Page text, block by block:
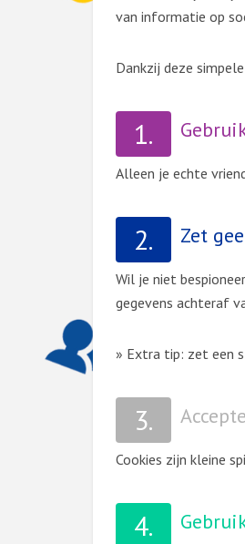
van informatie op
Dankzij deze
1.
Alleen je echte
2. Zet
Wil je niet
gegevens achteraf
» Extra tip: zet een
3.
Cookies zijn kleine
4.